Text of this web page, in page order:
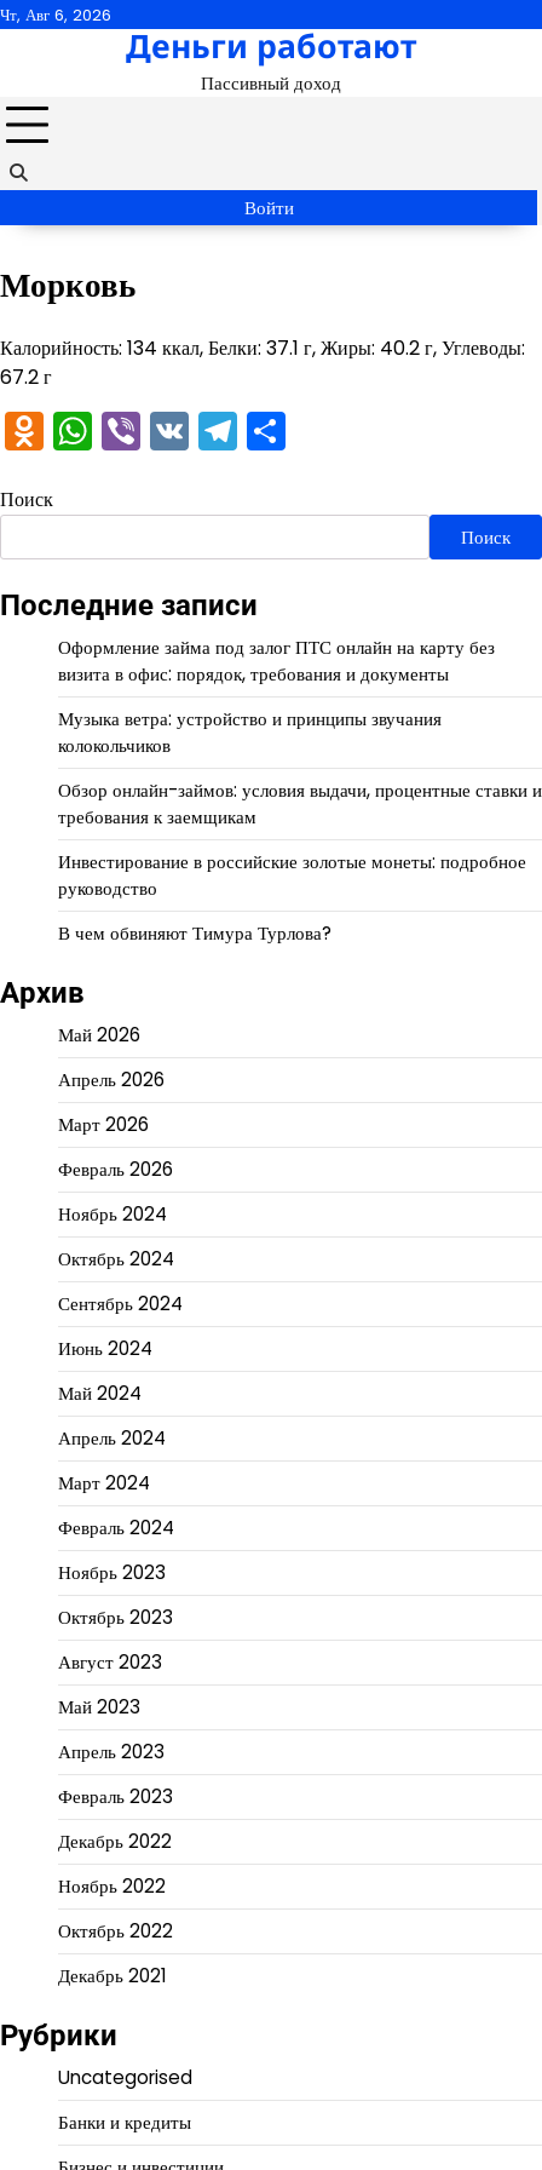
Перейти
Чт, Авг 6, 2026
Деньги работают
Пассивный доход
Войти
Морковь
Калорийность: 134 ккал, Белки: 37.1 г, Жиры: 40.2 г, Углеводы:
67.2 г
Odnoklassniki
WhatsApp
Viber
VKTelegram
Поиск
Поиск
Последние записи
Оформление займа под залог ПТС онлайн на карту без
визита в офис: порядок, требования и документы
Музыка ветра: устройство и принципы звучания
колокольчиков
Обзор онлайн-займов: условия выдачи, процентные ставки и
требования к заемщикам
Инвестирование в российские золотые монеты: подробное
руководство
В чем обвиняют Тимура Турлова?
Архив
Май 2026
Апрель 2026
Март 2026
Февраль 2026
Ноябрь 2024
Октябрь 2024
Сентябрь 2024
Июнь 2024
Май 2024
Апрель 2024
Март 2024
Февраль 2024
Ноябрь 2023
Октябрь 2023
Август 2023
Май 2023
Апрель 2023
Февраль 2023
Декабрь 2022
Ноябрь 2022
Октябрь 2022
Декабрь 2021
Рубрики
Uncategorised
Банки и кредиты